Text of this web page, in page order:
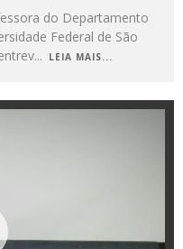
do Departamento
Federal de São
... LEIA MAIS...